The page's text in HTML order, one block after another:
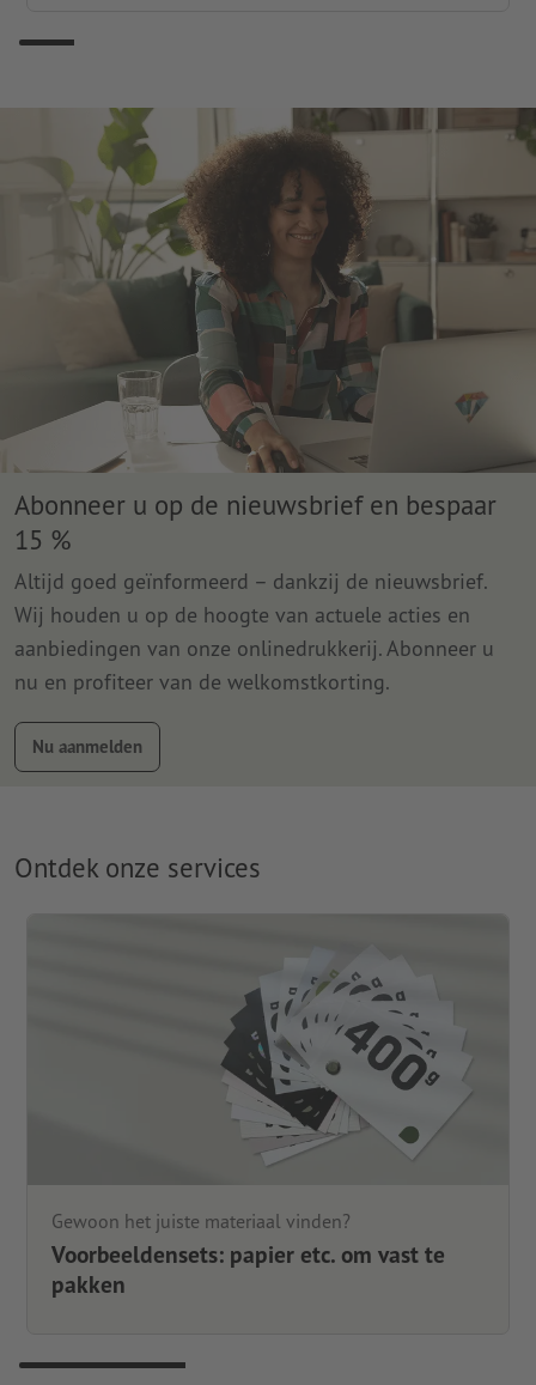
Abonneer u op de nieuwsbrief en bespaar
15 %
Altijd goed geïnformeerd – dankzij de nieuwsbrief.
Wij houden u op de hoogte van actuele acties en
aanbiedingen van onze onlinedrukkerij. Abonneer u
nu en profiteer van de welkomstkorting.
Nu aanmelden
Ontdek onze services
Gewoon het juiste materiaal vinden?
Voorbeeldensets: papier etc. om vast te
pakken